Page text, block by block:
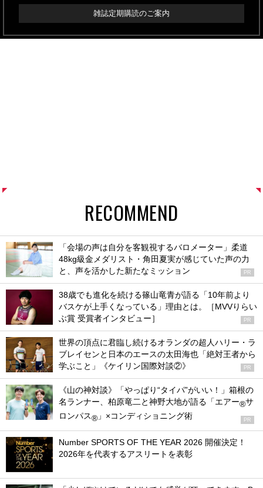
雑誌定期購読のご案内
RECOMMEND
「会場の声は自分を客観視するバロメーター」柔道
48kg級金メダリスト・角田夏実が感じていた声の力
と、声を活かした新たなミッション
PR
38歳でも進化を続ける篠山竜青が語る「10年前より
バスケが上手くなっている」理由とは。［MVVりらい
ぶ賞 受賞者インタビュー］
PR
世界の頂点に君臨し続けるオランダの超人ハリー・ラ
ブレイセンと日本のエースの太田海也「絶対王者から
学ぶこと」《ケイリン国際対談②》
PR
《山の神対談》「やっぱり“タイパ”がいい！」箱根の
名ランナー、柏原竜二と神野大地が語る「エアー®サ
ロンパス® 」×コンディショニング術 PR
Number SPORTS OF THE YEAR 2026 開催決定！
2026年を代表するアスリートを表彰